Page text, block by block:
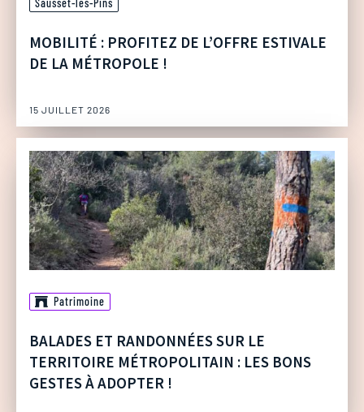
MOBILITÉ : PROFITEZ DE L’OFFRE ESTIVALE
DE LA MÉTROPOLE !
15 JUILLET 2026
Patrimoine
BALADES ET RANDONNÉES SUR LE
TERRITOIRE MÉTROPOLITAIN : LES BONS
GESTES À ADOPTER !